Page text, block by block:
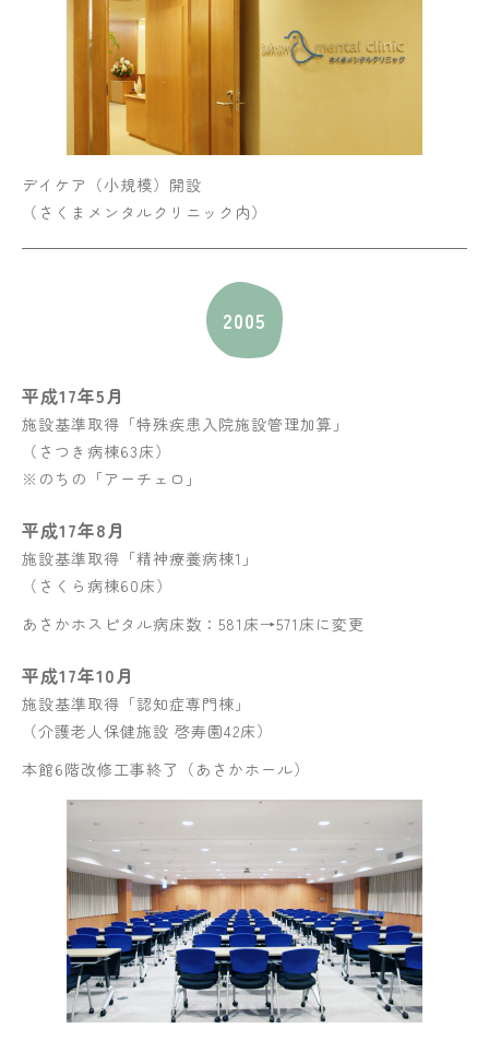
デイケア（小規模）開設
（さくまメンタルクリニック内）
2005
平成17年5月
施設基準取得「特殊疾患入院施設管理加算」
（さつき病棟63床）
※のちの「アーチェロ」
平成17年8月
施設基準取得「精神療養病棟1」
（さくら病棟60床）
あさかホスピタル病床数：581床→571床に変更
平成17年10月
施設基準取得「認知症専門棟」
（介護老人保健施設 啓寿園42床）
本館6階改修工事終了（あさかホール）